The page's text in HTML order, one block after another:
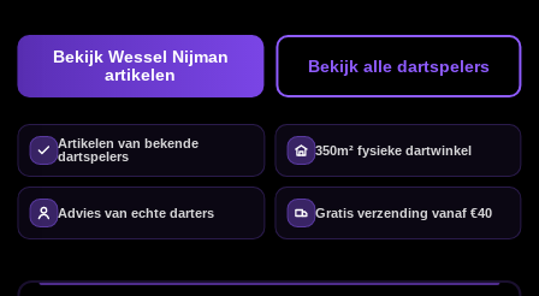
Bekijk Wessel Nijman
artikelen
Bekijk alle dartspelers
Artikelen van bekende
dartspelers
350m² fysieke dartwinkel
Advies van echte darters Gratis verzending vanaf €40